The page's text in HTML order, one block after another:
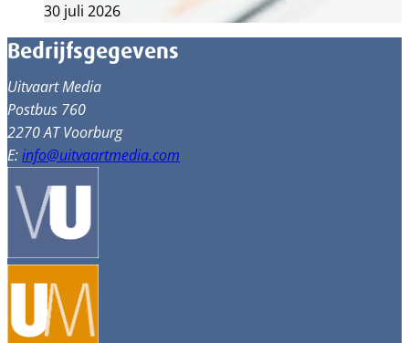
30 juli 2026
Bedrijfsgegevens
Uitvaart Media
Postbus 760
2270 AT Voorburg
E:info@uitvaartmedia.com